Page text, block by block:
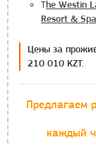
The Westin
Resort &
Цены за
210 010 KZT.
Предлагаем
каждый